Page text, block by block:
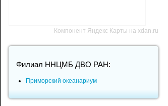
Компонент Яндекс Карты на xdan.ru
Филиал ННЦМБ ДВО РАН:
Приморский океанариум